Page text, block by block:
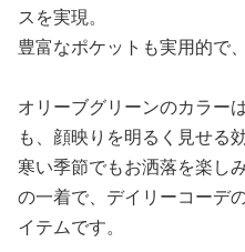
スを実現。
豊富なポケットも実用的で
オリーブグリーンのカラー
も、顔映りを明るく見せる
寒い季節でもお洒落を楽し
の一着で、デイリーコーデ
イテムです。